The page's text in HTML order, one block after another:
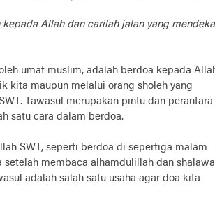
Allah dan carilah jalan yang
umat muslim, adalah berdoa kepada
kita maupun melalui orang sholeh yang
Tawasul merupakan pintu dan perantara
satu cara dalam berdoa.
SWT, seperti berdoa di sepertiga malam
membaca alhamdulillah dan
adalah salah satu usaha agar doa kita